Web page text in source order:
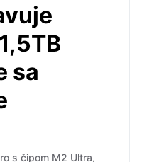
sa
s čipom M2 Ultra,